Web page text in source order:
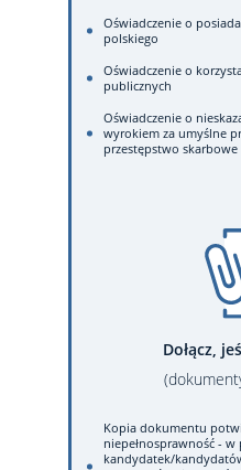
Oświadczenie o
polskiego
Oświadczenie o
publicznych
Oświadczenie o
wyrokiem za umyślne
przestępstwo skarbowe
Dołącz,
Kopia dokumentu
niepełnosprawność - w
kandydatek/